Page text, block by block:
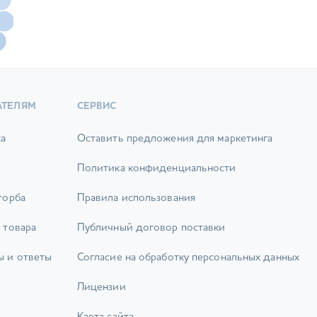
товара
и ответы
СЕРВИС
Оставить предложения для маркетинга
Политика конфиденциальности
Правила использования
Публичный договор поставки
Согласие на обработку персональных данных
Лицензии